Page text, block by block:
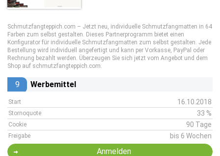
Schmutzfangteppich.com – Jetzt neu, individuelle Schmutzfangmatten in 64
Farben zum selbst gestalten. Dieses Partnerprogramm bietet einen
Konfigurator für individuelle Schmutzfangmatten zum selbst gestalten. Jede
Bestellung wird individuell angefertigt und kann per Vorkasse, PayPal oder
Rechnung bezahlt werden. Überzeugen Sie sich jetzt vom Angebot und dem
Shop auf schmutzfangteppich.com.
9 Werbemittel
Start 16.10.2018
Stornoquote 33 %
Cookie 90 Tage
Freigabe bis 6 Wochen
Anmelden